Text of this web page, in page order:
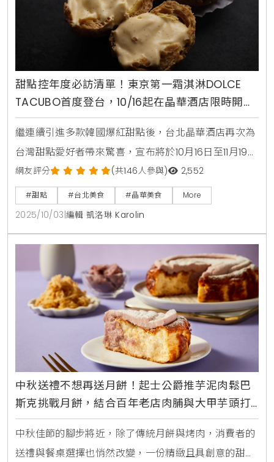
甜點控年度必訪清單！東京第一霜淇淋DOLCE
TACUBO首度登台，10/16起在晶華酒店限時開賣
焦糖布丁與可麗露
繼連續引進多款韓國爆紅甜點後，台北晶華酒店再次為
台灣甜點愛好者帶來驚喜，宣布將於10月16日至11月19日
期間，邀請來自東京代官山的超人氣排隊名店「DOLCE
TACUBO」來台客座，這也是該品牌首度登陸台灣，地
點就在晶華酒店一樓的Regent Gift Shop，饕客們無
需遠赴日本，就能品嚐到風靡東京貴婦圈的米其林級甜
點，感受最極致的味蕾饗宴。源自米其林一星的甜點
DNA「DOLCE TACUBO
網友評分 (共146人參與) 2,552
#甜點 #台北美食 #晶華美食 More
2025/10/03 編輯 凱洛琳 Karolin
中秋送禮不想再送月餅！起士公爵推芋泥肉鬆巴
斯克挑戰月餅，結合百年老店肉脯與大甲芋頭打
造台灣鹹甜新食感體驗
中秋佳節的腳步將近，除了傳統月餅與烤肉，消費者的
送禮與餐桌選擇也悄然改變，一份精緻且具創意的甜